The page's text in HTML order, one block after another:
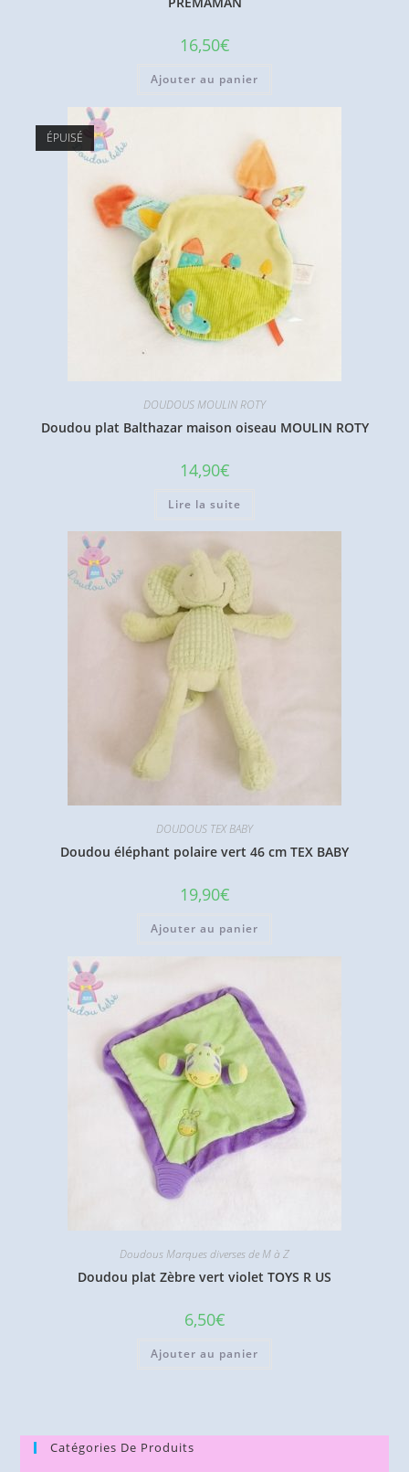
16,50€
Ajouter au panier
ÉPUISÉ
DOUDOUS MOULIN ROTY
Doudou plat Balthazar maison oiseau MOULIN ROTY
14,90€
Lire la suite
DOUDOUS TEX BABY
Doudou éléphant polaire vert 46 cm TEX BABY
19,90€
Ajouter au panier
Doudous Marques diverses de M à Z
Doudou plat Zèbre vert violet TOYS R US
6,50€
Ajouter au panier
Catégories De Produits